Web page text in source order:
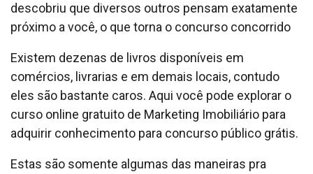
descobriu que diversos outros pensam exatamente
próximo a você, o que torna o concurso concorrido
Existem dezenas de livros disponíveis em
comércios, livrarias e em demais locais, contudo
eles são bastante caros. Aqui você pode explorar o
curso online gratuito de Marketing Imobiliário para
adquirir conhecimento para concurso público grátis.
Estas são somente algumas das maneiras pra